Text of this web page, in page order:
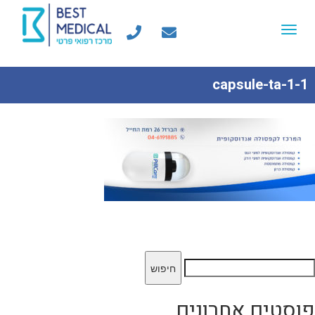
Toggle
capsule-ta-1-1
חיפוש: